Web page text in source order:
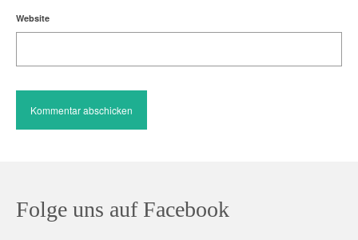
Website
Folge uns auf Facebook